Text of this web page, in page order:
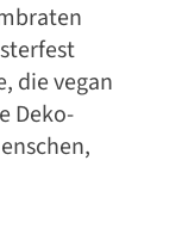
die vegan
Deko-